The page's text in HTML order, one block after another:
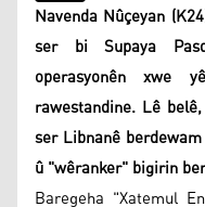
Navenda Nûçeyan
ser bi Supaya
operasyonên
rawestandine. Lê
ser Libnanê
û "wêranker" bigirin
Baregeha "Xatemul